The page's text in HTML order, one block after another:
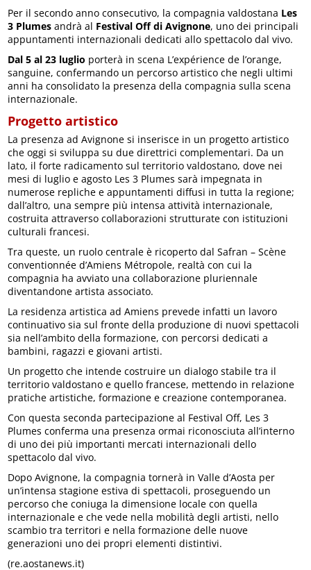
Per il secondo anno consecutivo, la compagnia valdostana Les
3 Plumes andrà al Festival Off di Avignone, uno dei principali
appuntamenti internazionali dedicati allo spettacolo dal vivo.
Dal 5 al 23 luglio porterà in scena L’expérience de l’orange,
sanguine, confermando un percorso artistico che negli ultimi
anni ha consolidato la presenza della compagnia sulla scena
internazionale.
Progetto artistico
La presenza ad Avignone si inserisce in un progetto artistico
che oggi si sviluppa su due direttrici complementari. Da un
lato, il forte radicamento sul territorio valdostano, dove nei
mesi di luglio e agosto Les 3 Plumes sarà impegnata in
numerose repliche e appuntamenti diffusi in tutta la regione;
dall’altro, una sempre più intensa attività internazionale,
costruita attraverso collaborazioni strutturate con istituzioni
culturali francesi.
Tra queste, un ruolo centrale è ricoperto dal Safran – Scène
conventionnée d’Amiens Métropole, realtà con cui la
compagnia ha avviato una collaborazione pluriennale
diventandone artista associato.
La residenza artistica ad Amiens prevede infatti un lavoro
continuativo sia sul fronte della produzione di nuovi spettacoli
sia nell’ambito della formazione, con percorsi dedicati a
bambini, ragazzi e giovani artisti.
Un progetto che intende costruire un dialogo stabile tra il
territorio valdostano e quello francese, mettendo in relazione
pratiche artistiche, formazione e creazione contemporanea.
Con questa seconda partecipazione al Festival Off, Les 3
Plumes conferma una presenza ormai riconosciuta all’interno
di uno dei più importanti mercati internazionali dello
spettacolo dal vivo.
Dopo Avignone, la compagnia tornerà in Valle d’Aosta per
un’intensa stagione estiva di spettacoli, proseguendo un
percorso che coniuga la dimensione locale con quella
internazionale e che vede nella mobilità degli artisti, nello
scambio tra territori e nella formazione delle nuove
generazioni uno dei propri elementi distintivi.
(re.aostanews.it)